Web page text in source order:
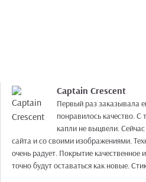
Captain Crescent
Первый раз заказывала
понравилось качество. С
капли не выцвели.
сайта и со своими изображениями.
очень радует. Покрытие
точно будут оставаться как новые.